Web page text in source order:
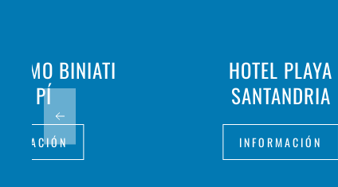
HOTEL PLAYA
SANTANDRIA
INFORMACIÓN
BINIATI
DES PÍ